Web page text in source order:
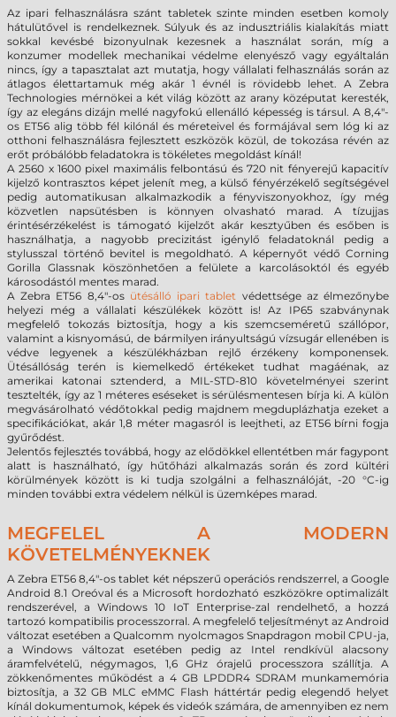
Az ipari felhasználásra szánt tabletek szinte minden esetben komoly
hátulütővel is rendelkeznek. Súlyuk és az indusztriális kialakítás miatt
sokkal kevésbé bizonyulnak kezesnek a használat során, míg a
konzumer modellek mechanikai védelme elenyésző vagy egyáltalán
nincs, így a tapasztalat azt mutatja, hogy vállalati felhasználás során az
átlagos élettartamuk még akár 1 évnél is rövidebb lehet. A Zebra
Technologies mérnökei a két világ között az arany középutat keresték,
így az elegáns dizájn mellé nagyfokú ellenálló képesség is társul. A 8,4"-
os ET56 alig több fél kilónál és méreteivel és formájával sem lóg ki az
otthoni felhasználásra fejlesztett eszközök közül, de tokozása révén az
erőt próbálóbb feladatokra is tökéletes megoldást kínál!
A 2560 x 1600 pixel maximális felbontású és 720 nit fényerejű kapacitív
kijelző kontrasztos képet jelenít meg, a külső fényérzékelő segítségével
pedig automatikusan alkalmazkodik a fényviszonyokhoz, így még
közvetlen napsütésben is könnyen olvasható marad. A tízujjas
érintésérzékelést is támogató kijelzőt akár kesztyűben és esőben is
használhatja, a nagyobb precizitást igénylő feladatoknál pedig a
stylusszal történő bevitel is megoldható. A képernyőt védő Corning
Gorilla Glassnak köszönhetően a felülete a karcolásoktól és egyéb
károsodástól mentes marad.
A Zebra ET56 8,4"-os ütésálló ipari tablet védettsége az élmezőnybe
helyezi még a vállalati készülékek között is! Az IP65 szabványnak
megfelelő tokozás biztosítja, hogy a kis szemcseméretű szállópor,
valamint a kisnyomású, de bármilyen irányultságú vízsugár ellenében is
védve legyenek a készülékházban rejlő érzékeny komponensek.
Ütésállóság terén is kiemelkedő értékeket tudhat magáénak, az
amerikai katonai sztenderd, a MIL-STD-810 követelményei szerint
tesztelték, így az 1 méteres eséseket is sérülésmentesen bírja ki. A külön
megvásárolható védőtokkal pedig majdnem megduplázhatja ezeket a
specifikációkat, akár 1,8 méter magasról is leejtheti, az ET56 bírni fogja
gyűrődést.
Jelentős fejlesztés továbbá, hogy az elődökkel ellentétben már fagypont
alatt is használható, így hűtőházi alkalmazás során és zord kültéri
körülmények között is ki tudja szolgálni a felhasználóját, -20 °C-ig
minden további extra védelem nélkül is üzemképes marad.
MEGFELEL A MODERN
KÖVETELMÉNYEKNEK
A Zebra ET56 8,4"-os tablet két népszerű operációs rendszerrel, a Google
Android 8.1 Oreóval és a Microsoft hordozható eszközökre optimalizált
rendszerével, a Windows 10 IoT Enterprise-zal rendelhető, a hozzá
tartozó kompatibilis processzorral. A megfelelő teljesítményt az Android
változat esetében a Qualcomm nyolcmagos Snapdragon mobil CPU-ja,
a Windows változat esetében pedig az Intel rendkívül alacsony
áramfelvételű, négymagos, 1,6 GHz órajelű processzora szállítja. A
zökkenőmentes működést a 4 GB LPDDR4 SDRAM munkamemória
biztosítja, a 32 GB MLC eMMC Flash háttértár pedig elegendő helyet
kínál dokumentumok, képek és videók számára, de amennyiben ez nem